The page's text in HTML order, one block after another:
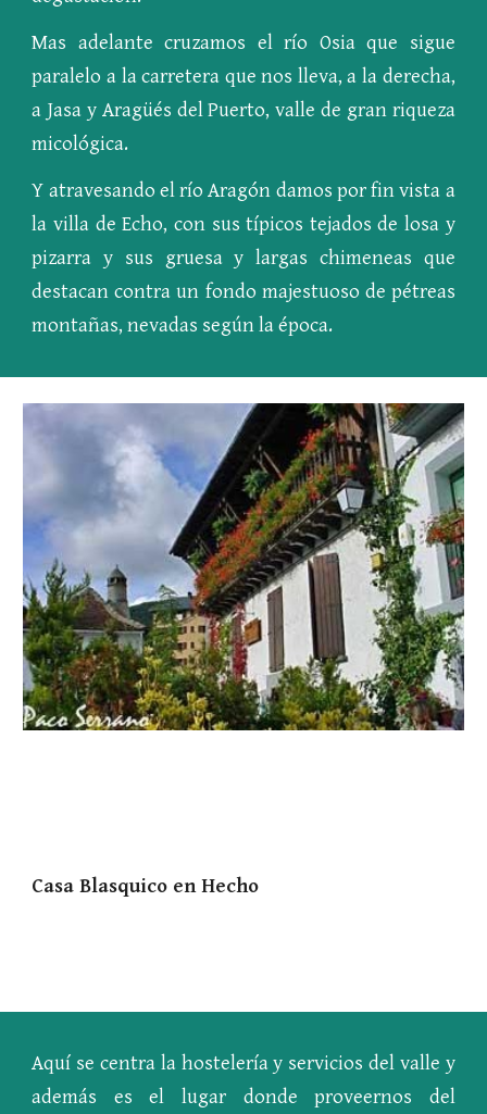
Mas adelante cruzamos el río Osia que sigue
paralelo a la carretera que nos lleva, a la derecha,
a Jasa y Aragüés del Puerto, valle de gran riqueza
micológica.
Y atravesando el río Aragón damos por fin vista a
la villa de Echo, con sus típicos tejados de losa y
pizarra y sus gruesa y largas chimeneas que
destacan contra un fondo majestuoso de pétreas
montañas, nevadas según la época.
Casa Blasquico en Hecho
Aquí se centra la hostelería y servicios del valle y
además es el lugar donde proveernos del